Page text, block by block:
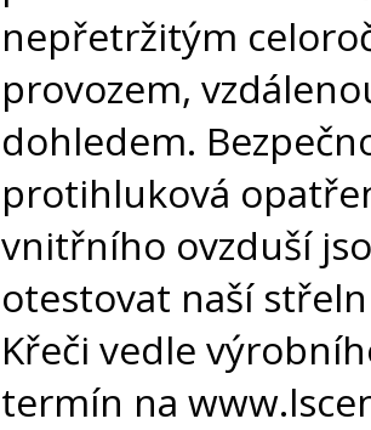
nepřetržitým
provozem,
dohledem.
protihluková
vnitřního ovzduší
otestovat naší
Křeči vedle
termín na